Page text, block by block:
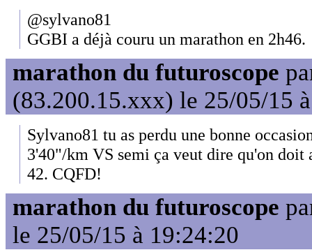
@sylvano81
GGBI a déjà couru un marathon en 2h46.
marathon du futuroscope
(83.200.15.xxx) le 25/05/15
Sylvano81 tu as perdu une bonne
3'40"/km VS semi ça veut dire qu'on
42. CQFD!
marathon du futuroscope
le 25/05/15 à 19:24:20